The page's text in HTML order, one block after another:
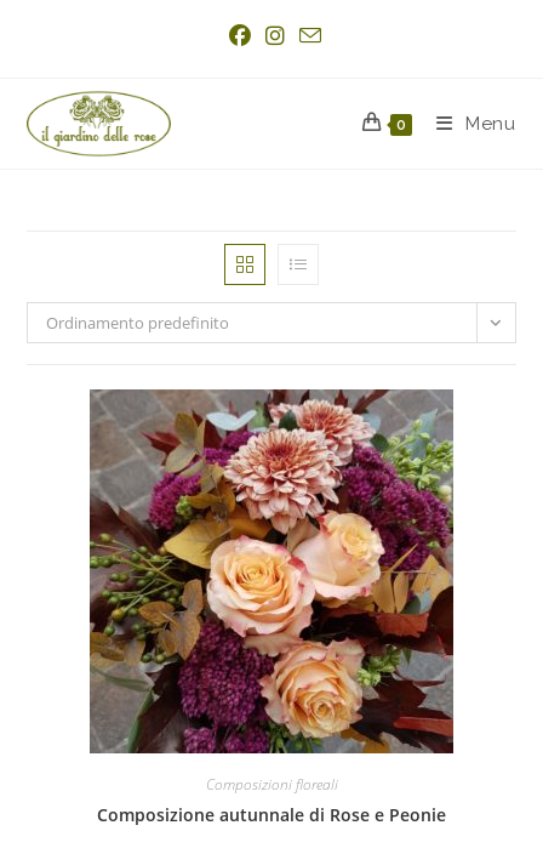
0 Menu
Ordinamento predefinito
Composizioni floreali
Composizione autunnale di Rose e Peonie